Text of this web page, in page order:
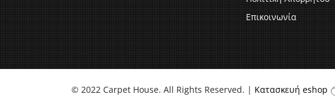
Επικοινωνία
© 2022 Carpet House. All Rights Reserved. | Κατασκευή eshop